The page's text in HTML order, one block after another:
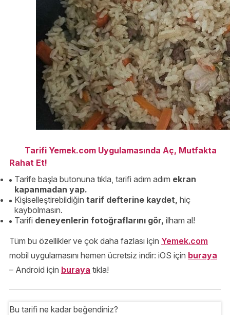
Tarifi Yemek.com Uygulamasında Aç, Mutfakta
Rahat Et!
Tarife başla butonuna tıkla, tarifi adım adım ekran
kapanmadan yap.
Kişiselleştirebildiğin tarif defterine kaydet, hiç
kaybolmasın.
Tarifi deneyenlerin fotoğraflarını gör, ilham al!
Tüm bu özellikler ve çok daha fazlası için Yemek.com
mobil uygulamasını hemen ücretsiz indir: iOS için buraya
– Android için buraya tıkla!
Bu tarifi ne kadar beğendiniz?